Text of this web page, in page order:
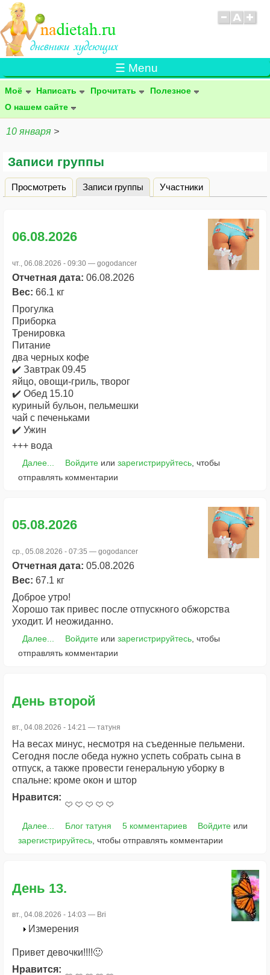
☰ Menu
Моё Написать Прочитать
Полезное
О нашем сайте
10 января >
Записи группы
Главные вкладки
Просмотреть Записи группы (активная вкладка)
Участники
06.08.2026
чт., 06.08.2026 - 09:30 — gogodancer
Отчетная дата: 06.08.2026
Вес: 66.1 кг
Прогулка
Приборка
Тренировка
Питание
два черных кофе
✔️ Завтрак 09.45
яйцо, овощи-гриль, творог
✔️ Обед 15.10
куриный бульон, пельмешки
чай с печеньками
✔️ Ужин
+++ вода
Далее... Войдитеили зарегистрируйтесь, чтобы
отправлять комментарии
05.08.2026
ср., 05.08.2026 - 07:35 — gogodancer
Отчетная дата: 05.08.2026
Вес: 67.1 кг
Доброе утро!
Хорошо так привес после отпускного обжорства
уходит. И неожиданно.
Далее... Войдитеили зарегистрируйтесь, чтобы
отправлять комментарии
День второй
вт., 04.08.2026 - 14:21 — татуня
На весах минус, несмотря на съеденные пельмени.
Сегодня после обеда нужно успеть собрать сына в
отпуск, а также провести генеральную уборку в
спальне: кроме окон и штор
Нравится:
Далее... Блог татуня 5 комментариев Войдитеили
зарегистрируйтесь , чтобы отправлять комментарии
День 13.
вт., 04.08.2026 - 14:03 — Bri
Измерения
Привет девочки!!!!🙂
Нравится: